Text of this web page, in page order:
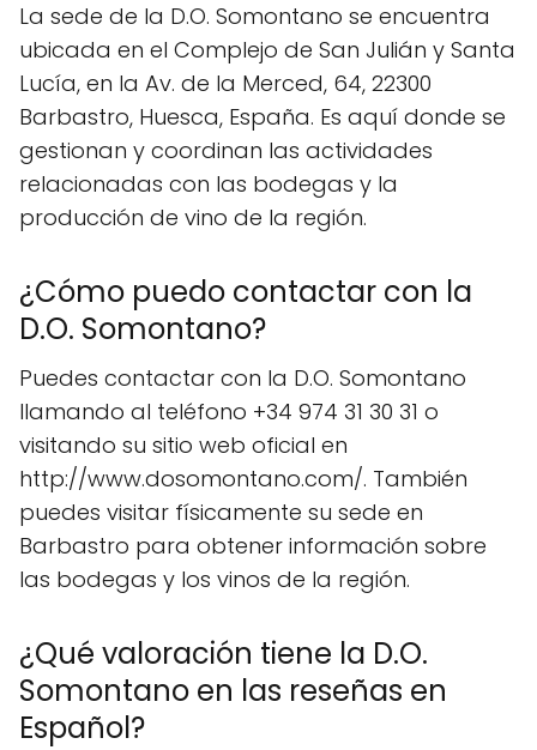
La sede de la D.O. Somontano se encuentra
ubicada en el Complejo de San Julián y Santa
Lucía, en la Av. de la Merced, 64, 22300
Barbastro, Huesca, España. Es aquí donde se
gestionan y coordinan las actividades
relacionadas con las bodegas y la
producción de vino de la región.
¿Cómo puedo contactar con la
D.O. Somontano?
Puedes contactar con la D.O. Somontano
llamando al teléfono +34 974 31 30 31 o
visitando su sitio web oficial en
http://www.dosomontano.com/. También
puedes visitar físicamente su sede en
Barbastro para obtener información sobre
las bodegas y los vinos de la región.
¿Qué valoración tiene la D.O.
Somontano en las reseñas en
Español?